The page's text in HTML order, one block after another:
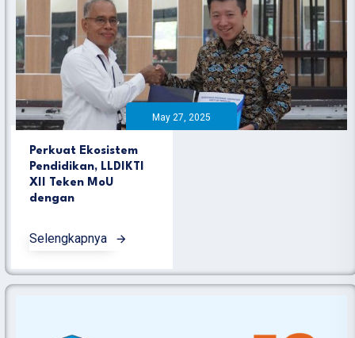
May 27, 2025
Perkuat Ekosistem
Pendidikan, LLDIKTI
XII Teken MoU
dengan
Selengkapnya